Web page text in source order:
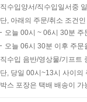
직수입양서/직수입일서중
단, 아래의 주문/취소 조건
오늘 00시 ~ 06시 30분
오늘 06시 30분 이후 주
직수입 음반/영상물/기프트
단, 당일 00시~13시 사이의
박스 포장은 택배 배송이